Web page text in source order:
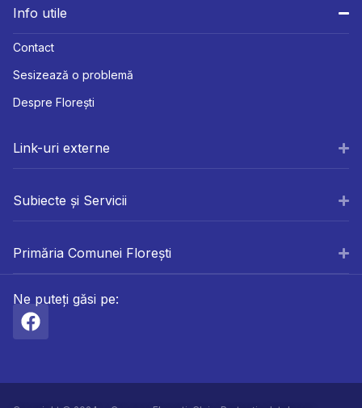
Info utile
Contact
Sesizează o problemă
Despre Florești
Link-uri externe
Subiecte și Servicii
Primăria Comunei Florești
Ne puteți găsi pe: